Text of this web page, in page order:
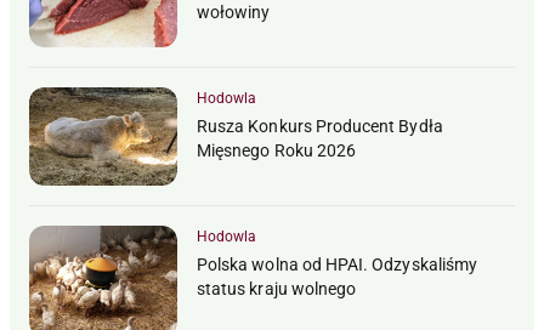
wołowiny
Hodowla
Rusza Konkurs Producent Bydła
Mięsnego Roku 2026
Hodowla
Polska wolna od HPAI. Odzyskaliśmy
status kraju wolnego